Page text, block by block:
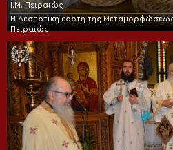
Ι.Μ. Πειραιώς
Η Δεσποτική εορτή της
Πειραιώς